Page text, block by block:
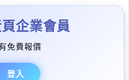
企業會員
免費報價
登入